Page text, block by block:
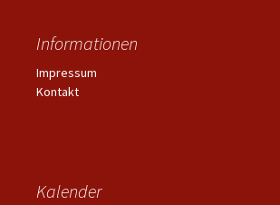
Informationen
Impressum
Kontakt
Kalender